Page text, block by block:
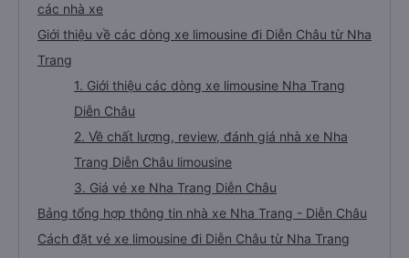
các nhà xe
Giới thiệu về các dòng xe limousine đi Diễn Châu từ Nha
Trang
1. Giới thiệu các dòng xe limousine Nha Trang
Diễn Châu
2. Về chất lượng, review, đánh giá nhà xe Nha
Trang Diễn Châu limousine
3. Giá vé xe Nha Trang Diễn Châu
Bảng tổng hợp thông tin nhà xe Nha Trang - Diễn Châu
Cách đặt vé xe limousine đi Diễn Châu từ Nha Trang